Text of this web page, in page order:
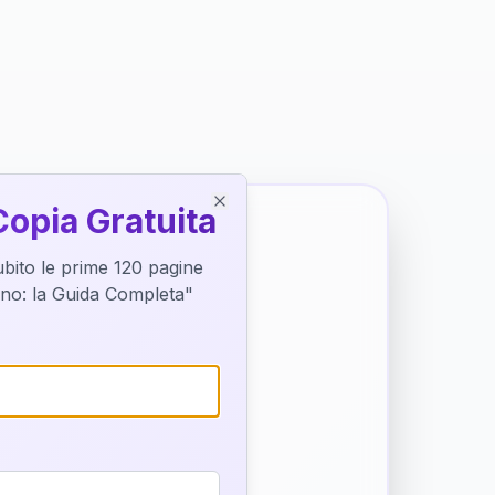
di
Gratuita
le prime 120 pagine
la Guida Completa"